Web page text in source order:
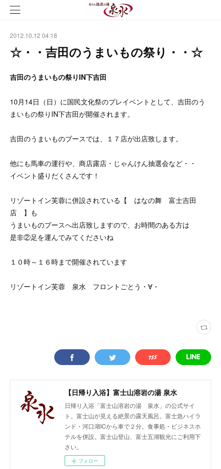
2012.10.12 04:18
☆・・吉田のうまいもの祭り・・☆
吉田のうまいもの祭りIN下吉田
10月14日（日）に国民文化祭のプレイベントとして、吉田のう
まいもの祭りIN下吉田が開催されます。
吉田のうまいものブースでは、１７店が出店致します。
他にも馬車の運行や、商店露店・じゃんけん抽選会など・・
イベント盛りだくさんです！
リゾートイン芙蓉に併設されている【 はなの舞 富士吉田
店 】も
うまいものブースへ出店致しますので、お時間のある方は
是非②足を運んでみてくださいね
１０時～１６時まで開催されています
リゾートイン芙蓉 泉水 フロントごとう・∀・
【日帰り入浴】富士山溶岩の湯 泉水
日帰り入浴「富士山溶岩の湯 泉水」の公式サイ
ト。富士山が見える絶景の露天風呂。富士急ハイラ
ンド・河口湖ICから車で２分。食事処・ビジネスホ
テルを併設。富士山登山、富士五湖観光にご利用下
さい。
フォロー